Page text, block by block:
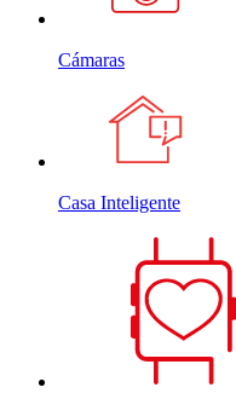
Cámaras
Casa Inteligente